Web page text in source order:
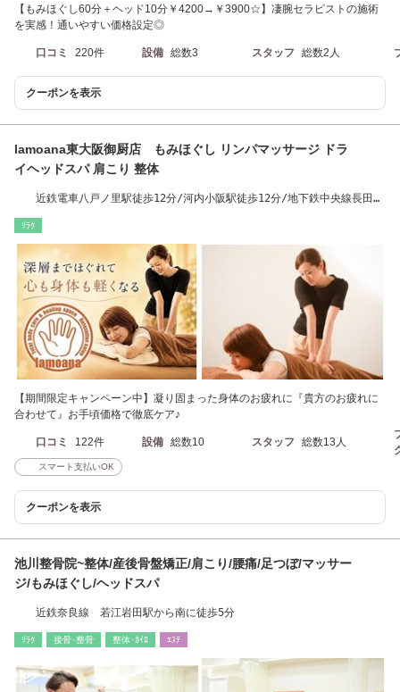
【もみほぐし60分＋ヘッド10分￥4200→￥3900☆】凄腕セラピストの施術
を実感！通いやすい価格設定◎
口コミ 220件 設備 総数3 スタッフ 総数2人
クーポンを表示
lamoana東大阪御厨店 もみほぐし リンパマッサージ ドラ
イヘッドスパ 肩こり 整体
近鉄電車八戸ノ里駅徒歩12分/河内小阪駅徒歩12分/地下鉄中央線長田駅
ﾘﾗｸ
【期間限定キャンペーン中】凝り固まった身体のお疲れに『貴方のお疲れに
合わせて』お手頃価格で徹底ケア♪
口コミ 122件 設備 総数10 スタッフ 総数13人
スマート支払いOK
クーポンを表示
池川整骨院~整体/産後骨盤矯正/肩こり/腰痛/足つぼ/マッサー
ジ/もみほぐし/ヘッドスパ
近鉄奈良線 若江岩田駅から南に徒歩5分
ﾘﾗｸ 接骨･整骨 整体･ｶｲﾛ ｴｽﾃ